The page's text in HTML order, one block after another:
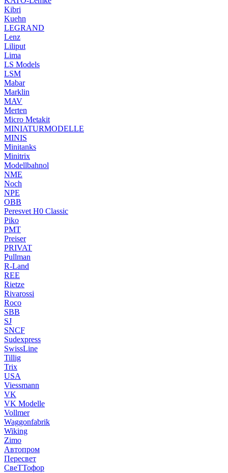
Kibri
Kuehn
LEGRAND
Lenz
Liliput
Lima
LS Models
LSM
Mabar
Marklin
MAV
Merten
Micro Metakit
MINIATURMODELLE
MINIS
Minitanks
Minitrix
Modellbahnol
NME
Noch
NPE
OBB
Peresvet H0 Classic
Piko
PMT
Preiser
PRIVAT
Pullman
R-Land
REE
Rietze
Rivarossi
Roco
SBB
SJ
SNCF
Sudexpress
SwissLine
Tillig
Trix
USA
Viessmann
VK
VK Modelle
Vollmer
Waggonfabrik
Wiking
Zimo
Автопром
Пересвет
СвеТТофор